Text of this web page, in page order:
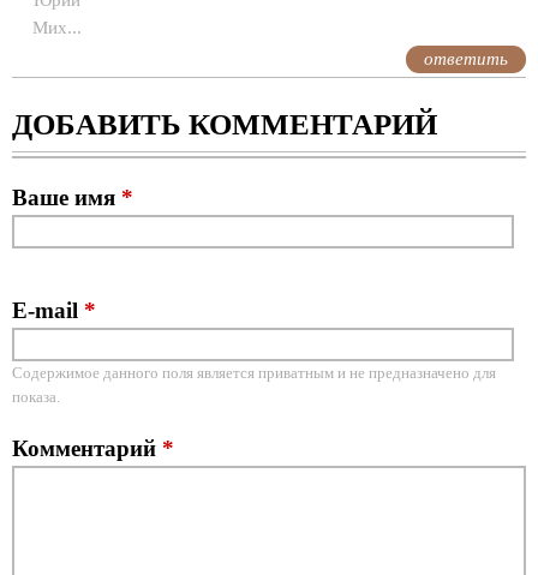
Мих...
ответить
ДОБАВИТЬ КОММЕНТАРИЙ
Ваше имя *
E-mail *
Содержимое данного поля является приватным и не предназначено для
показа.
Комментарий *